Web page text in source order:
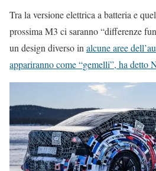
Tra la versione elettrica a batteria e
prossima M3 ci saranno “differenze
un design diverso inalcune aree
appariranno come “gemelli”, ha detto